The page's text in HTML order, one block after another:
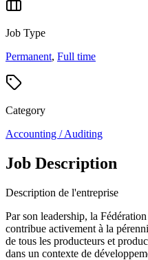
Job Type
Permanent, Full time
Category
Accounting / Auditing
Job Description
Description de l'entreprise
Par son leadership, la
contribue activement à la
de tous les producteurs et
dans un contexte de